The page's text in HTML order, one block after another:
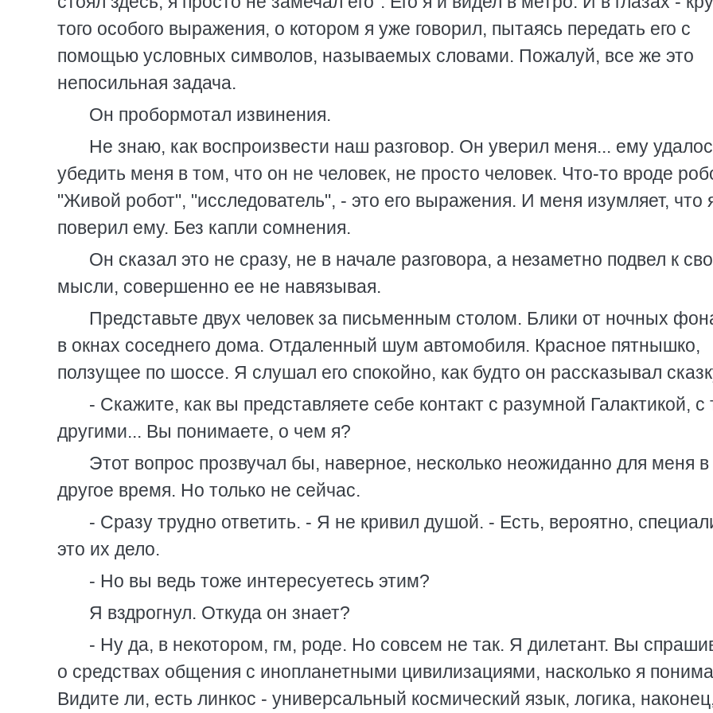
того особого выражения, о котором я уже говорил, пытаясь передать его с
помощью условных символов, называемых словами. Пожалуй, все же это
непосильная задача.
Он пробормотал извинения.
Не знаю, как воспроизвести наш разговор. Он уверил меня... ему
убедить меня в том, что он не человек, не просто человек. Что-то вроде
"Живой робот", "исследователь", - это его выражения. И меня изумляет, что
поверил ему. Без капли сомнения.
Он сказал это не сразу, не в начале разговора, а незаметно подвел к
мысли, совершенно ее не навязывая.
Представьте двух человек за письменным столом. Блики от ночных
в окнах соседнего дома. Отдаленный шум автомобиля. Красное пятнышко,
ползущее по шоссе. Я слушал его спокойно, как будто он рассказывал
- Скажите, как вы представляете себе контакт с разумной Галактикой, с
другими... Вы понимаете, о чем я?
Этот вопрос прозвучал бы, наверное, несколько неожиданно для меня в
другое время. Но только не сейчас.
- Сразу трудно ответить. - Я не кривил душой. - Есть, вероятно,
это их дело.
- Но вы ведь тоже интересуетесь этим?
Я вздрогнул. Откуда он знает?
- Ну да, в некотором, гм, роде. Но совсем не так. Я дилетант. Вы
о средствах общения с инопланетными цивилизациями, насколько я
Видите ли, есть линкос - универсальный космический язык, логика,